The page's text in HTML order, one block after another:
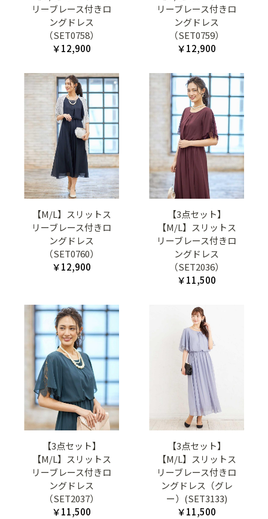
リーブレース付きロ
ングドレス
（SET0758）
￥12,900
リーブレース付きロ
ングドレス
（SET0759）
￥12,900
【M/L】スリットス
リーブレース付きロ
ングドレス
（SET0760）
￥12,900
【3点セット】
【M/L】スリットス
リーブレース付きロ
ングドレス
（SET2036）
￥11,500
【3点セット】
【M/L】スリットス
リーブレース付きロ
ングドレス
（SET2037）
￥11,500
【3点セット】
【M/L】スリットス
リーブレース付きロ
ングドレス（グレ
ー）(SET3133)
￥11,500